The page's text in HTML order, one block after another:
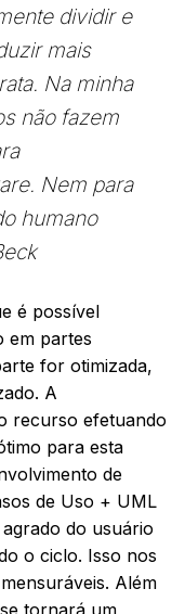
dividir e
mais
Na minha
não fazem
Nem para
humano
é possível
em partes
for otimizada,
A
recurso efetuando
para esta
de
de Uso + UML
do usuário
o ciclo. Isso nos
Além